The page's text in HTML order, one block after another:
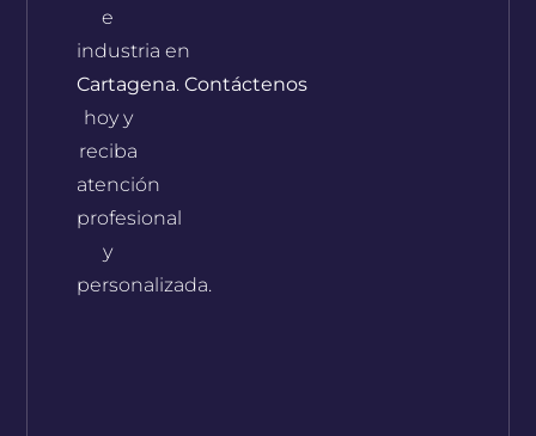
e
industria en
Cartagena. Contáctenos
hoy y
reciba
atención
profesional
y
personalizada.